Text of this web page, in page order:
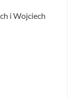
i Wojciech